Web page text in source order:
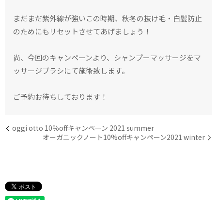
まだまだ紫外線が強いこの時期、秋冬の抜け毛・白髪防止
のためにもリセットさせてあげましょう！
尚、今回のキャンペーンより、シャンプーマッサージをマ
ッサージブラシにて施術致します。
ご予約お待ちしております！
oggi otto 10％offキャンペーン 2021 summer
オーガニックノート10%offキャンペーン2021 winter